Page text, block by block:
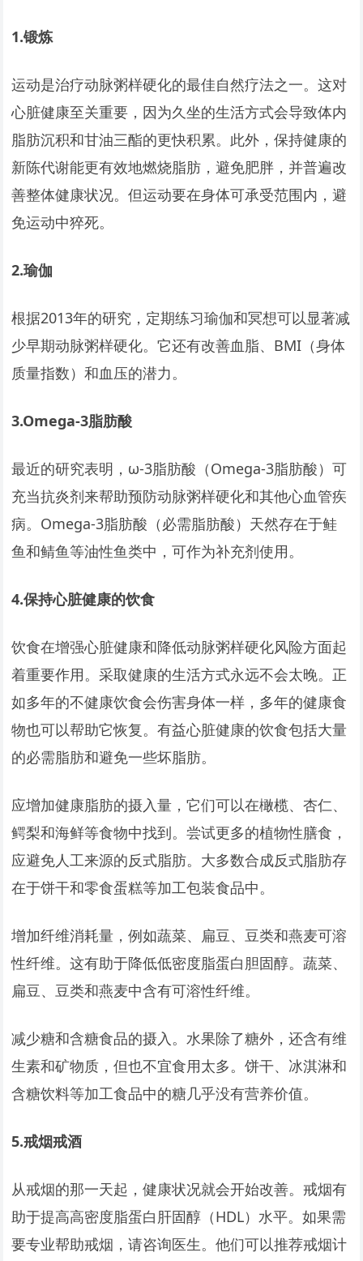
1.锻炼
运动是治疗动脉粥样硬化的最佳自然疗法之一。这对
心脏健康至关重要，因为久坐的生活方式会导致体内
脂肪沉积和甘油三酯的更快积累。此外，保持健康的
新陈代谢能更有效地燃烧脂肪，避免肥胖，并普遍改
善整体健康状况。但运动要在身体可承受范围内，避
免运动中猝死。
2.瑜伽
根据2013年的研究，定期练习瑜伽和冥想可以显著减
少早期动脉粥样硬化。它还有改善血脂、BMI（身体
质量指数）和血压的潜力。
3.Omega-3脂肪酸
最近的研究表明，ω-3脂肪酸（Omega-3脂肪酸）可
充当抗炎剂来帮助预防动脉粥样硬化和其他心血管疾
病。Omega-3脂肪酸（必需脂肪酸）天然存在于鲑
鱼和鲭鱼等油性鱼类中，可作为补充剂使用。
4.保持心脏健康的饮食
饮食在增强心脏健康和降低动脉粥样硬化风险方面起
着重要作用。采取健康的生活方式永远不会太晚。正
如多年的不健康饮食会伤害身体一样，多年的健康食
物也可以帮助它恢复。有益心脏健康的饮食包括大量
的必需脂肪和避免一些坏脂肪。
应增加健康脂肪的摄入量，它们可以在橄榄、杏仁、
鳄梨和海鲜等食物中找到。尝试更多的植物性膳食，
应避免人工来源的反式脂肪。大多数合成反式脂肪存
在于饼干和零食蛋糕等加工包装食品中。
增加纤维消耗量，例如蔬菜、扁豆、豆类和燕麦可溶
性纤维。这有助于降低低密度脂蛋白胆固醇。蔬菜、
扁豆、豆类和燕麦中含有可溶性纤维。
减少糖和含糖食品的摄入。水果除了糖外，还含有维
生素和矿物质，但也不宜食用太多。饼干、冰淇淋和
含糖饮料等加工食品中的糖几乎没有营养价值。
5.戒烟戒酒
从戒烟的那一天起，健康状况就会开始改善。戒烟有
助于提高高密度脂蛋白肝固醇（HDL）水平。如果需
要专业帮助戒烟，请咨询医生。他们可以推荐戒烟计